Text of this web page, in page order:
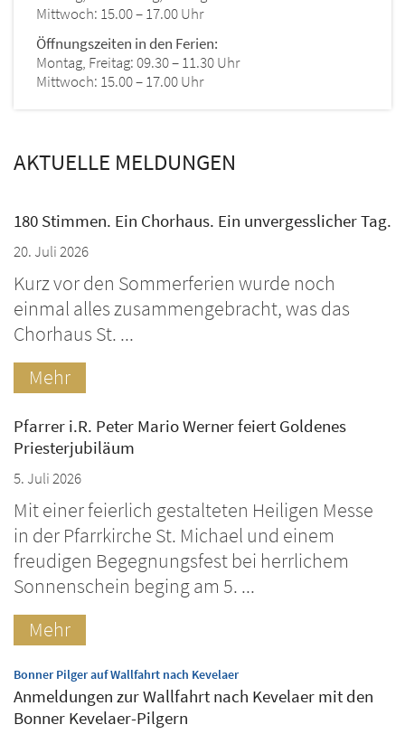
Mittwoch: 15.00 – 17.00 Uhr
Öffnungszeiten in den Ferien:
Montag, Freitag: 09.30 – 11.30 Uhr
Mittwoch: 15.00 – 17.00 Uhr
AKTUELLE MELDUNGEN
180 Stimmen. Ein Chorhaus. Ein unvergesslicher Tag.
20. Juli 2026
Kurz vor den Sommerferien wurde noch
einmal alles zusammengebracht, was das
Chorhaus St. ...
Mehr
Pfarrer i.R. Peter Mario Werner feiert Goldenes
Priesterjubiläum
5. Juli 2026
Mit einer feierlich gestalteten Heiligen Messe
in der Pfarrkirche St. Michael und einem
freudigen Begegnungsfest bei herrlichem
Sonnenschein beging am 5. ...
Mehr
Bonner Pilger auf Wallfahrt nach Kevelaer:
Anmeldungen zur Wallfahrt nach Kevelaer mit den
Bonner Kevelaer-Pilgern